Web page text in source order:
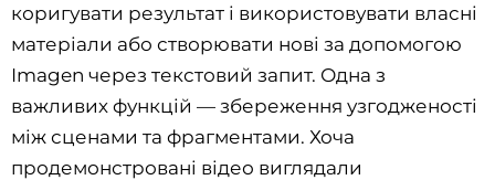
коригувати результат і використовувати власні
матеріали або створювати нові за допомогою
Imagen через текстовий запит. Одна з
важливих функцій — збереження узгодженості
між сценами та фрагментами. Хоча
продемонстровані відео виглядали